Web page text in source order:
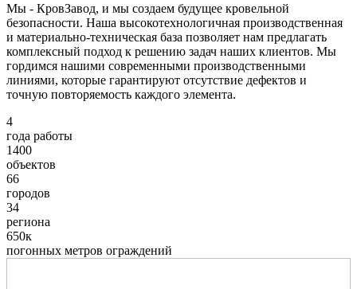
Мы - КровЗавод, и мы создаем будущее кровельной
безопасности. Наша высокотехнологичная производственная
и материально-техническая база позволяет нам предлагать
комплексный подход к решению задач наших клиентов. Мы
гордимся нашими современными производственными
линиями, которые гарантируют отсутствие дефектов и
точную повторяемость каждого элемента.
4
года работы
1400
объектов
66
городов
34
региона
650к
погонных метров ограждений